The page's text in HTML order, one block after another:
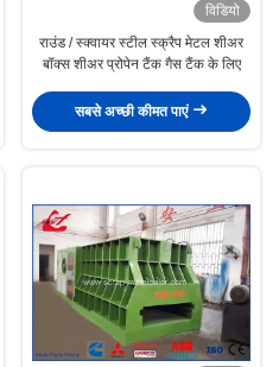
विडियो
राउंड / स्क्वायर स्टील स्क्रैप मेटल शीअर
बॉक्स शीअर प्रोपेन टैंक गैस टैंक के लिए
सबसे अच्छी कीमत पाएं